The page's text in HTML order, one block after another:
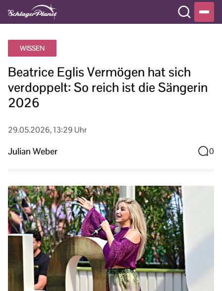
WISSEN
Beatrice Eglis Vermögen hat sich
verdoppelt: So reich ist die Sängerin
2026
29.05.2026, 13:29 Uhr
Julian Weber 0